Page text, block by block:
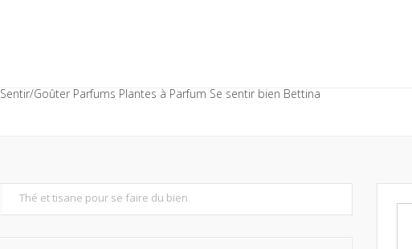
Sentir/Goûter Parfums Plantes à Parfum Se sentir bien Bettina
Thé et tisane pour se faire du bien